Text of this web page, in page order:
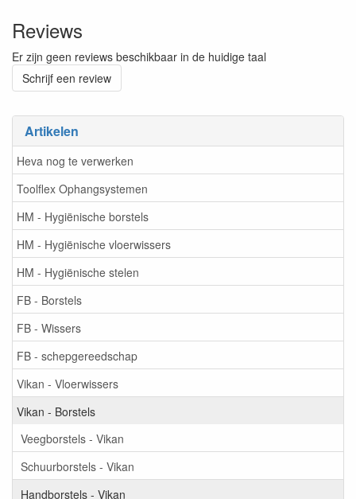
Artikelen
Heva nog te verwerken
Toolflex Ophangsystemen
HM - Hygiënische borstels
HM - Hygiënische vloerwissers
HM - Hygiënische stelen
FB - Borstels
FB - Wissers
FB - schepgereedschap
Vikan - Vloerwissers
Vikan - Borstels
Veegborstels - Vikan
Schuurborstels - Vikan
Handborstels - Vikan
Reviews
Er zijn geen reviews beschikbaar in de huidige taal
Schrijf een review